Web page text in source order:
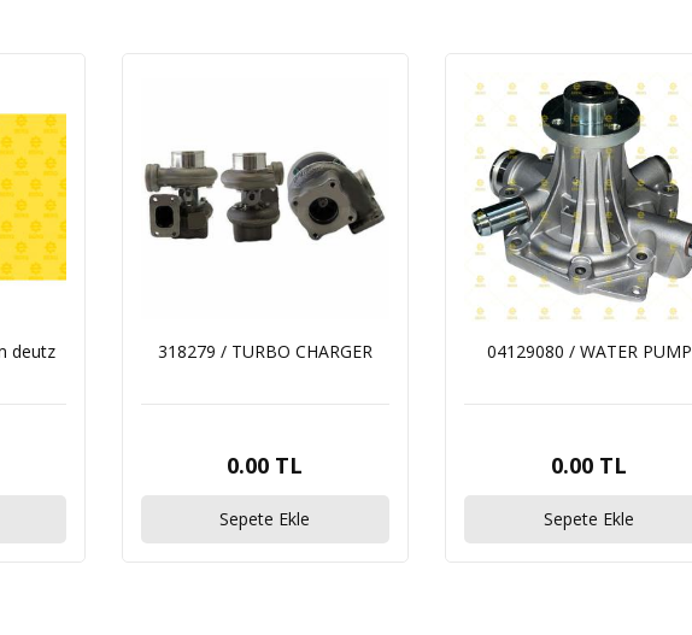
deutz
318279 / TURBO CHARGER
0.00 TL
Sepete Ekle
04129080 / WATER PUMP
0.00 TL
Sepete Ekle